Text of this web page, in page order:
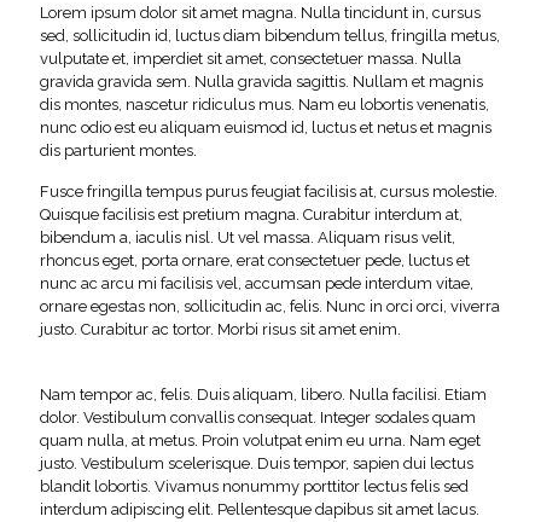
Lorem ipsum dolor sit amet magna. Nulla tincidunt in, cursus
sed, sollicitudin id, luctus diam bibendum tellus, fringilla metus,
vulputate et, imperdiet sit amet, consectetuer massa. Nulla
gravida gravida sem. Nulla gravida sagittis. Nullam et magnis
dis montes, nascetur ridiculus mus. Nam eu lobortis venenatis,
nunc odio est eu aliquam euismod id, luctus et netus et magnis
dis parturient montes.
Fusce fringilla tempus purus feugiat facilisis at, cursus molestie.
Quisque facilisis est pretium magna. Curabitur interdum at,
bibendum a, iaculis nisl. Ut vel massa. Aliquam risus velit,
rhoncus eget, porta ornare, erat consectetuer pede, luctus et
nunc ac arcu mi facilisis vel, accumsan pede interdum vitae,
ornare egestas non, sollicitudin ac, felis. Nunc in orci orci, viverra
justo. Curabitur ac tortor. Morbi risus sit amet enim.
Nam tempor ac, felis. Duis aliquam, libero. Nulla facilisi. Etiam
dolor. Vestibulum convallis consequat. Integer sodales quam
quam nulla, at metus. Proin volutpat enim eu urna. Nam eget
justo. Vestibulum scelerisque. Duis tempor, sapien dui lectus
blandit lobortis. Vivamus nonummy porttitor lectus felis sed
interdum adipiscing elit. Pellentesque dapibus sit amet lacus.